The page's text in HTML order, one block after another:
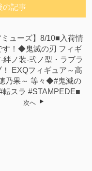
の記事
ミューズ】8/10■入荷情
す！◆鬼滅の刃 フィギ
-絆ノ装-弐ノ型・ラブラ
！ EXQフィギュア～高
乃果～ 等々◆#鬼滅の
転スラ #STAMPEDE■
次へ